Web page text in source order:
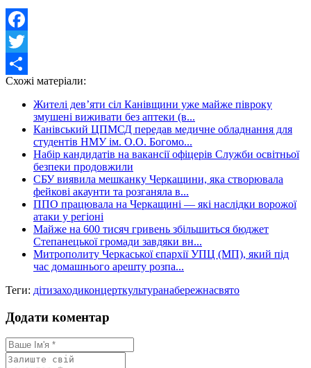
Facebook
Twitter
Share
Схожі матеріали:
Жителі дев’яти сіл Канівщини уже майже півроку
змушені виживати без аптеки (в...
Канівський ЦПМСД передав медичне обладнання для
студентів НМУ ім. О.О. Богомо...
Набір кандидатів на вакансії офіцерів Служби освітньої
безпеки продовжили
СБУ виявила мешканку Черкащини, яка створювала
фейкові акаунти та розганяла в...
ППО працювала на Черкащині — які наслідки ворожої
атаки у регіоні
Майже на 600 тисяч гривень збільшиться бюджет
Степанецької громади завдяки вн...
Митрополиту Черкаської єпархії УПЦ (МП), який під
час домашнього арешту розпа...
Теги: дітизаходиконцерткультуранабережнасвято
Додати коментар